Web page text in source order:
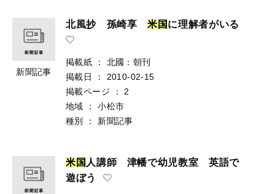
新聞記事
北風抄 孫崎享米 国に理解者がいる
掲載紙 ：
北國：朝刊
掲載日
：
2010-02-15
掲載ページ
：
2
地域
：
小松市
種別
： 新聞記事
米 国 人講師 津幡で幼児教室 英語で
遊ぼう